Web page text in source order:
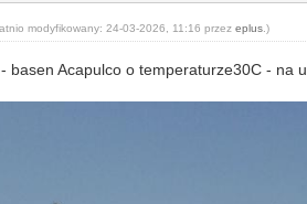
modyfikowany: 24-03-2026, 11:16 przezeplus .)
basen Acapulco o temperaturze30C - na